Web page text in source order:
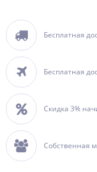
Бесплатная
Бесплатная
Скидка 3%
Собственная